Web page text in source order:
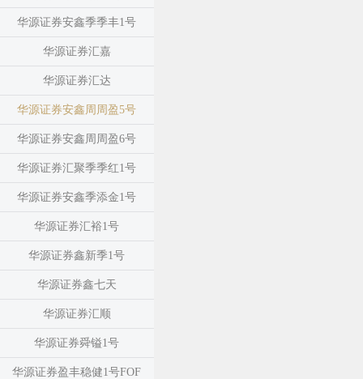
华源证券安鑫季季丰1号
华源证券汇嘉
华源证券汇达
华源证券安鑫周周盈5号
华源证券安鑫周周盈6号
华源证券汇聚季季红1号
华源证券安鑫季添金1号
华源证券汇裕1号
华源证券鑫新季1号
华源证券鑫七天
华源证券汇顺
华源证券舜镒1号
华源证券盈丰稳健1号FOF